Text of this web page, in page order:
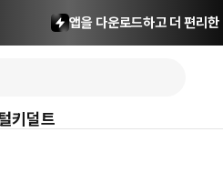
앱을 다운로드하고 더 편리
키덜트